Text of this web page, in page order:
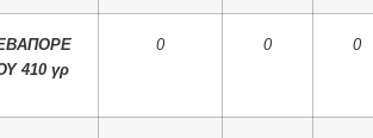
410 γρ
0 0 0